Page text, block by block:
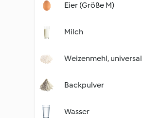
Eier (Größe M)
Milch
Weizenmehl, universal
Backpulver
Wasser